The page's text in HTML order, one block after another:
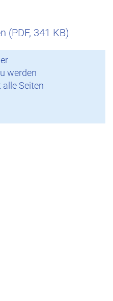
(PDF, 341 KB)
werden
Seiten